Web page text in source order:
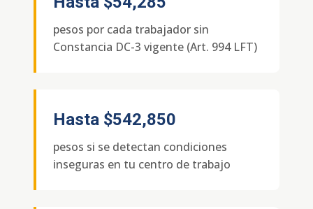
pesos por cada trabajador sin
Constancia DC-3 vigente (Art. 994 LFT)
Hasta $542,850
pesos si se detectan condiciones
inseguras en tu centro de trabajo